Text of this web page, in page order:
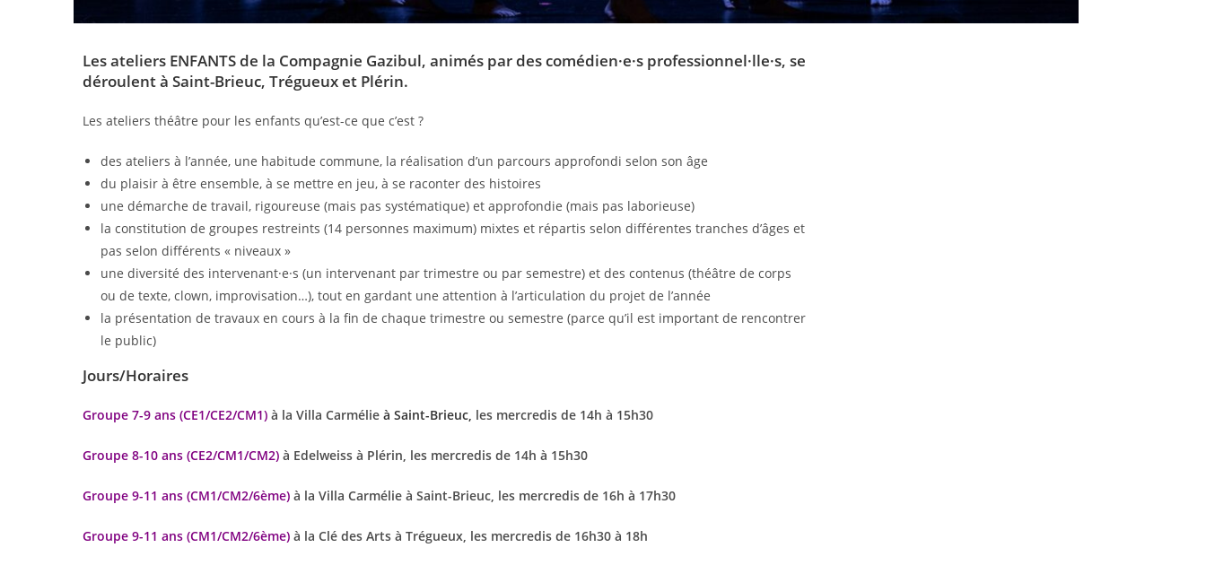
Les ateliers ENFANTS de la Compagnie Gazibul, animés par des comédien·e·s professionnel·lle·s, se
déroulent à Saint-Brieuc, Trégueux et Plérin.
Les ateliers théâtre pour les enfants qu’est-ce que c’est ?
des ateliers à l’année, une habitude commune, la réalisation d’un parcours approfondi selon son âge
du plaisir à être ensemble, à se mettre en jeu, à se raconter des histoires
une démarche de travail, rigoureuse (mais pas systématique) et approfondie (mais pas laborieuse)
la constitution de groupes restreints (14 personnes maximum) mixtes et répartis selon différentes tranches d’âges et
pas selon différents « niveaux »
une diversité des intervenant·e·s (un intervenant par trimestre ou par semestre) et des contenus (théâtre de corps
ou de texte, clown, improvisation…), tout en gardant une attention à l’articulation du projet de l’année
la présentation de travaux en cours à la fin de chaque trimestre ou semestre (parce qu’il est important de rencontrer
le public)
Jours/Horaires
Groupe 7-9 ans (CE1/CE2/CM1) à la Villa Carmélie à Saint-Brieuc, les mercredis de 14h à 15h30
Groupe 8-10 ans (CE2/CM1/CM2) à Edelweiss à Plérin, les mercredis de 14h à 15h30
Groupe 9-11 ans (CM1/CM2/6ème) à la Villa Carmélie à Saint-Brieuc, les mercredis de 16h à 17h30
Groupe 9-11 ans (CM1/CM2/6ème) à la Clé des Arts à Trégueux, les mercredis de 16h30 à 18h